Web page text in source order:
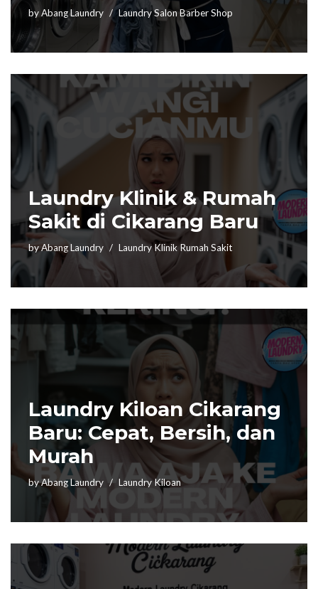
byAbang Laundry Laundry Salon Barber Shop
Laundry Klinik & Rumah
Sakit di Cikarang Baru
byAbang Laundry Laundry Klinik Rumah Sakit
Laundry Kiloan Cikarang
Baru: Cepat, Bersih, dan
Murah
byAbang Laundry Laundry Kiloan